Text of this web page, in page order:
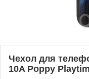
Чехол для
10A Poppy